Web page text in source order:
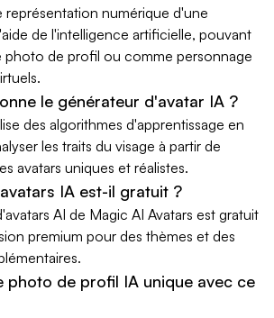
représentation numérique d'une
de l'intelligence artificielle, pouvant
photo de profil ou comme personnage
le générateur d'avatar IA ?
des algorithmes d'apprentissage en
les traits du visage à partir de
avatars uniques et réalistes.
IA est-il gratuit ?
AI de Magic AI Avatars est gratuit
premium pour des thèmes et des
photo de profil IA unique avec ce